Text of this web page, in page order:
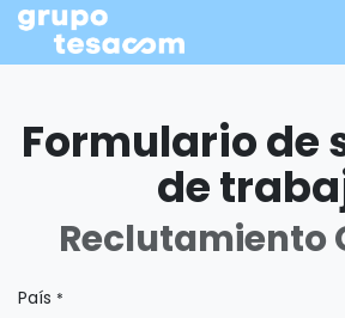
Ir al contenido
Formulario de
de
Reclutamiento
País *